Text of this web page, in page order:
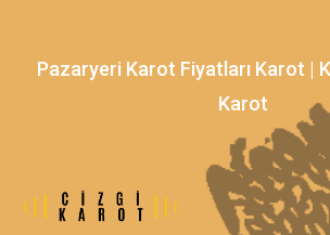
Pazaryeri Karot Fiyatları Karot |
Karot